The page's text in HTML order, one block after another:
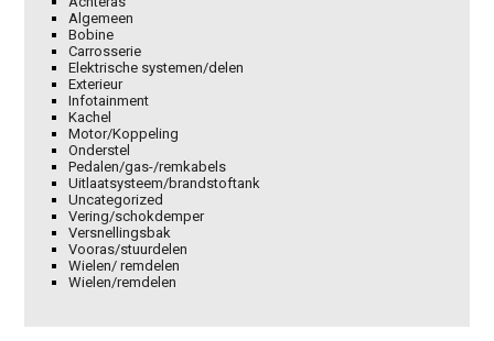
Algemeen
Bobine
Carrosserie
Elektrische systemen/delen
Exterieur
Infotainment
Kachel
Motor/Koppeling
Onderstel
Pedalen/gas-/remkabels
Uitlaatsysteem/brandstoftank
Uncategorized
Vering/schokdemper
Versnellingsbak
Vooras/stuurdelen
Wielen/ remdelen
Wielen/remdelen